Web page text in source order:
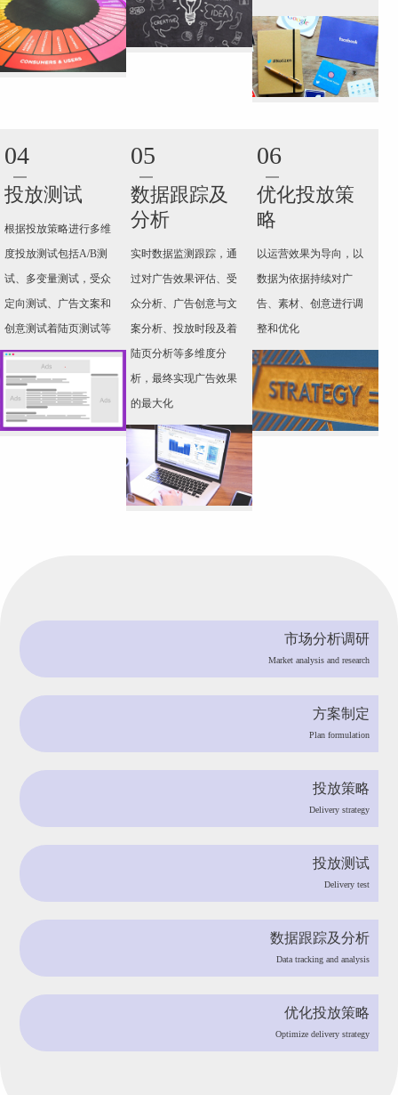
04
投放测试
根据投放策略进行多维
度投放测试包括A/B测
试、多变量测试，受众
定向测试、广告文案和
创意测试着陆页测试等
05
数据跟踪及
分析
实时数据监测跟踪，通
过对广告效果评估、受
众分析、广告创意与文
案分析、投放时段及着
陆页分析等多维度分
析，最终实现广告效果
的最大化
06
优化投放策
略
以运营效果为导向，以
数据为依据持续对广
告、素材、创意进行调
整和优化
市场分析调研
Market analysis and research
方案制定
Plan formulation
投放策略
Delivery strategy
投放测试
Delivery test
数据跟踪及分析
Data tracking and analysis
优化投放策略
Optimize delivery strategy